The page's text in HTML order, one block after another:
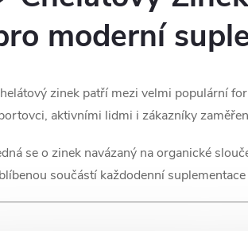
moderní
zinek patří mezi velmi populární
aktivními lidmi i zákazníky
se o zinek navázaný na organické
součástí každodenní